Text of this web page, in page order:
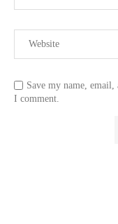
Save my name,
I comment.